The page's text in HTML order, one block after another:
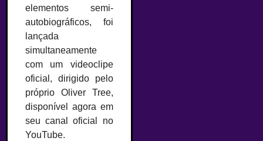
elementos semi-
autobiográficos, foi
lançada
simultaneamente
com um videoclipe
oficial, dirigido pelo
próprio Oliver Tree,
disponível agora em
seu canal oficial no
YouTube.